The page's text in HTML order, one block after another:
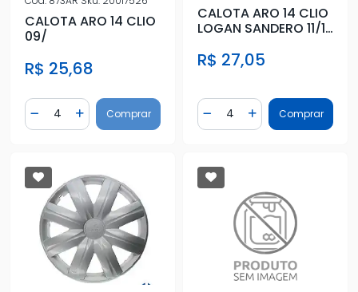
CALOTA ARO 14 CLIO
09/
R$ 25,68
Diminuir Quantidade
Quantidade
Adicionar Quantidade
Comprar
CALOTA ARO 14 CLIO
LOGAN SANDERO 11/13
R$ 27,05
Diminuir Quantidade
Quantidade
AdicionarComprar